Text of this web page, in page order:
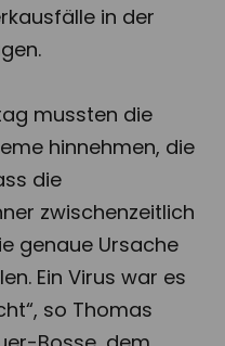
in der
mussten die
hinnehmen, die
die
zwischenzeitlich
genaue Ursache
Ein Virus war es
so Thomas